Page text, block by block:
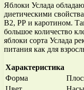
Яблоки Услада
диетическими
В2, РР и каротином.
большое количество
яблоки сорта Услада
питания как для
Характеристика
Форма